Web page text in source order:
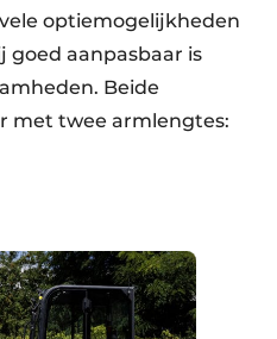
optiemogelijkheden
goed aanpasbaar is
Beide
met twee armlengtes: